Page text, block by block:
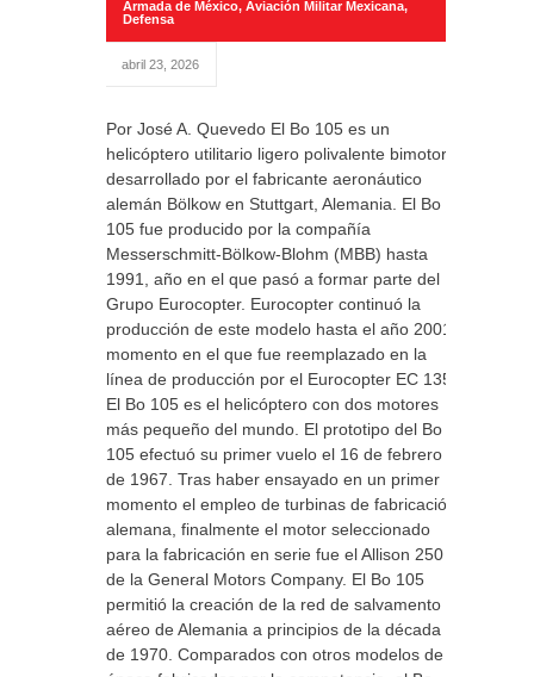
Armada de México, Aviación Militar Mexicana,
Defensa
abril 23, 2026
Por José A. Quevedo El Bo 105 es un
helicóptero utilitario ligero polivalente bimotor
desarrollado por el fabricante aeronáutico
alemán Bölkow en Stuttgart, Alemania. El Bo
105 fue producido por la compañía
Messerschmitt-Bölkow-Blohm (MBB) hasta
1991, año en el que pasó a formar parte del
Grupo Eurocopter. Eurocopter continuó la
producción de este modelo hasta el año 2001,
momento en el que fue reemplazado en la
línea de producción por el Eurocopter EC 135.
El Bo 105 es el helicóptero con dos motores
más pequeño del mundo. El prototipo del Bo
105 efectuó su primer vuelo el 16 de febrero
de 1967. Tras haber ensayado en un primer
momento el empleo de turbinas de fabricación
alemana, finalmente el motor seleccionado
para la fabricación en serie fue el Allison 250
de la General Motors Company. El Bo 105
permitió la creación de la red de salvamento
aéreo de Alemania a principios de la década
de 1970. Comparados con otros modelos de la